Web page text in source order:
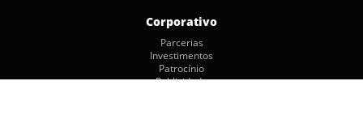
Corporativo
Parcerias
Investimentos
Patrocínio
Publicidade